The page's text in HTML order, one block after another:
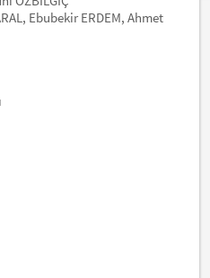
Ebubekir ERDEM, Ahmet